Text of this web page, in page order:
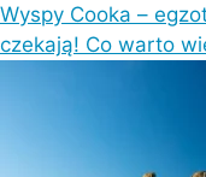
Wyspy Cooka –
czekają! Co warto